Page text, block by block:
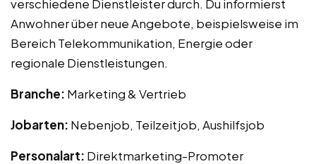
verschiedene Dienstleister durch. Du informierst
Anwohner über neue Angebote, beispielsweise im
Bereich Telekommunikation, Energie oder
regionale Dienstleistungen.
Branche: Marketing & Vertrieb
Jobarten: Nebenjob, Teilzeitjob, Aushilfsjob
Personalart: Direktmarketing-Promoter